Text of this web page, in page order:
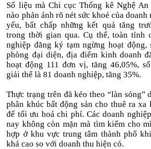
Số liệu mà Chi cục Thống kê Nghệ
nào phản ánh rõ nét sức khoẻ của
yếu, bất chấp những kết quả tăng
trong thời gian qua. Cụ thể, toàn tỉnh
nghiệp đăng ký tạm ngừng hoạt động,
phòng đại diện, địa điểm kinh doanh
hoạt động 111 đơn vị, tăng 46,05%,
giải thể là 81 doanh nghiệp, tăng 35%.
Thực trạng trên đã kéo theo “làn sóng”
phân khúc bất động sản cho thuê ra xa
để tối ưu hoá chi phí. Các doanh
nay không còn mặn mà tìm kiếm cho
hợp ở khu vực trung tâm thành phố
khá cao so với doanh thu hiện có.